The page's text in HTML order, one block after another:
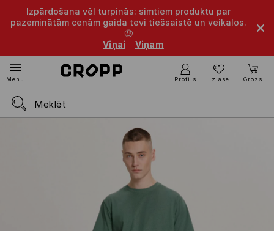
Izpārdošana vēl turpinās: simtiem produktu par
pazeminātām cenām gaida tevi tiešsaistē un veikalos.
🤑
Viņai
Viņam
Menu Profils Izlase Grozs